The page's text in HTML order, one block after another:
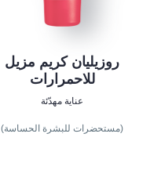
روزيليان كريم مزيل
للاحمرارات
عناية مهدّئة
(مستحضرات للبشرة الحساسة)